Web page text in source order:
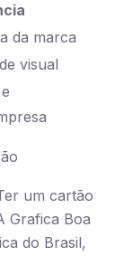
da marca
visual
um cartão
Grafica Boa
do Brasil,